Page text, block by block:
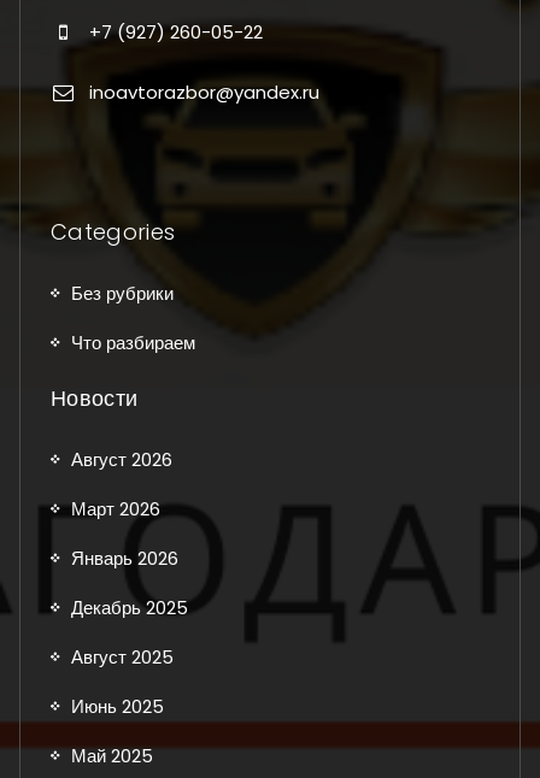
+7 (927) 260-05-22
inoavtorazbor@yandex.ru
Categories
Без рубрики
Что разбираем
Новости
Август 2026
Март 2026
Январь 2026
Декабрь 2025
Август 2025
Июнь 2025
Май 2025